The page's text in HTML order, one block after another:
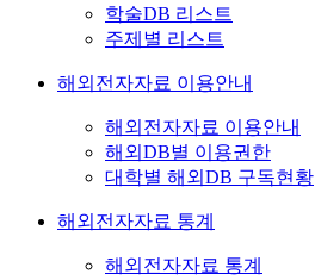
학술DB 리스트
주제별 리스트
해외전자자료 이용안내
해외전자자료 이용안내
해외DB별 이용권한
대학별 해외DB 구독현황
해외전자자료 통계
해외전자자료 통계